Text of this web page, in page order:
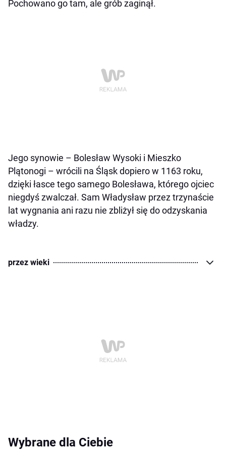
Pochowano go tam, ale grób zaginął.
Jego synowie – Bolesław Wysoki i Mieszko
Plątonogi – wrócili na Śląsk dopiero w 1163 roku,
dzięki łasce tego samego Bolesława, którego ojciec
niegdyś zwalczał. Sam Władysław przez trzynaście
lat wygnania ani razu nie zbliżył się do odzyskania
władzy.
przez wieki
Wybrane dla Ciebie